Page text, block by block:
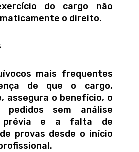
do cargo não
o direito.
mais frequentes
de que o cargo,
assegura o benefício, o
pedidos sem análise
prévia e a falta de
provas desde o início